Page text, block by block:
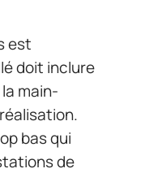
est
doit inclure
main-
bas qui
de